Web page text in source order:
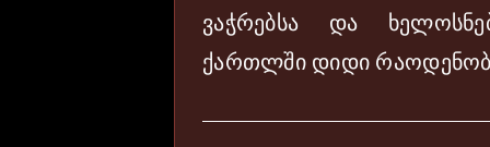
ვაჭრებსა და
ქართლში დიდი